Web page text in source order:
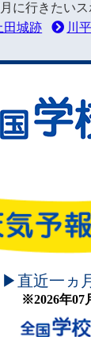
に行きたいス
田城跡
川
！学校のお天気
▶直近一ヵ
※2026年07